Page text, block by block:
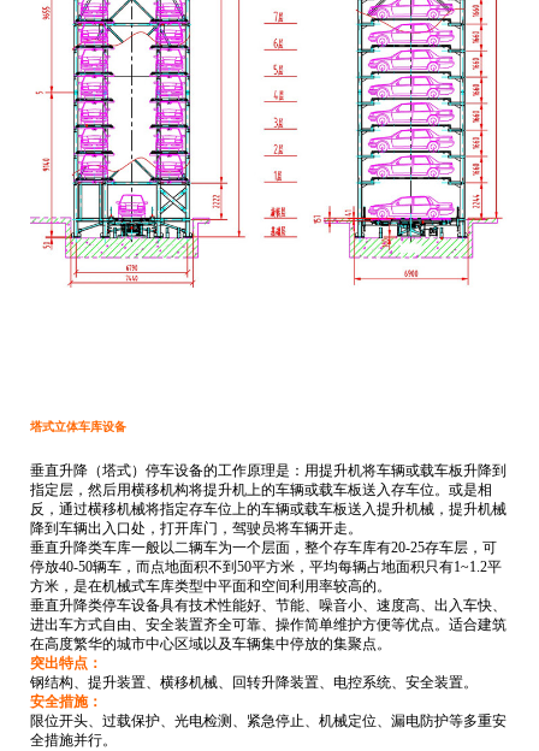
塔式立体车库设备
垂直升降（塔式）停车设备的工作原理是：用提升机将车辆或载车板升降到
指定层，然后用横移机构将提升机上的车辆或载车板送入存车位。或是相
反，通过横移机械将指定存车位上的车辆或载车板送入提升机械，提升机械
降到车辆出入口处，打开库门，驾驶员将车辆开走。
垂直升降类车库一般以二辆车为一个层面，整个存车库有20-25存车层，可
停放40-50辆车，而点地面积不到 50平方米 ，平均每辆占地面积只有1~1.2平
方米 ，是在机械式车库类型中平面和空间利用率较高的。
垂直升降类停车设备具有技术性能好、节能、噪音小、速度高、出入车快、
进出车方式自由、安全装置齐全可靠、操作简单维护方便等优点。适合建筑
在高度繁华的城市中心区域以及车辆集中停放的集聚点。
突出特点：
钢结构、提升装置、横移机械、回转升降装置、电控系统、安全装置。
安全措施：
限位开头、过载保护、光电检测、紧急停止、机械定位、漏电防护等多重安
全措施并行。